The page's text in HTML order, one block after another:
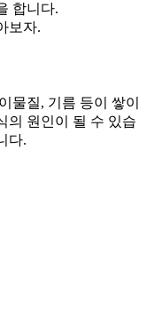
합니다.
보자.
물질, 기름 등이 쌓이
의 원인이 될 수 있습
다.